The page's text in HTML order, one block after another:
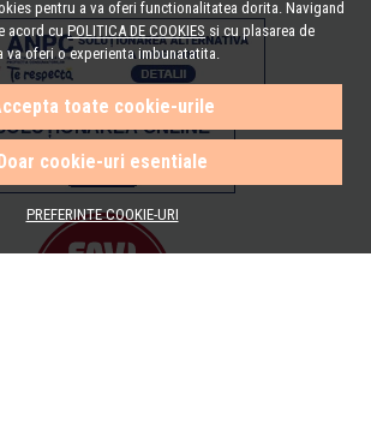
pentru a va oferi functionalitatea dorita. Navigand
acord cuPOLITICA DE COOKIES si cu plasarea de
oferi o experienta imbunatatita.
toate cookie-urile
cookie-uri esentiale
PREFERINTE COOKIE-URI